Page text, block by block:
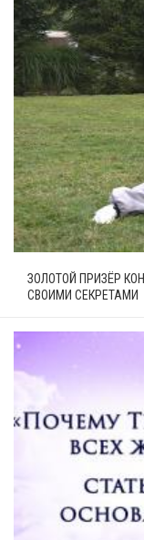
ЗОЛОТОЙ ПРИЗЁР
СВОИМИ СЕКРЕТАМИ